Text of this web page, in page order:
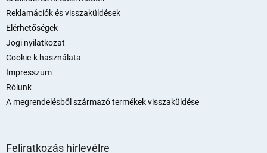
Reklamációk és visszaküldések
Elérhetőségek
Jogi nyilatkozat
Cookie-k használata
Impresszum
Rólunk
A megrendelésből származó termékek visszaküldése
Feliratkozás hírlevélre